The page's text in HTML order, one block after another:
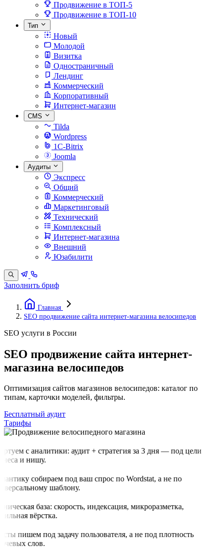
Продвижение в ТОП-5
Продвижение в ТОП-10
Тип
Новый
Молодой
Визитка
Одностраничный
Лендинг
Коммерческий
Корпоративный
Интернет-магазин
CMS
Tilda
Wordpress
1C-Bitrix
Joomla
Аудиты
Экспресс
Общий
Коммерческий
Маркетинговый
Технический
Комплексный
Интернет-магазина
Внешний
Юзабилити
Заполнить бриф
Главная
SEO продвижение сайта интернет-магазина велосипедов
SEO услуги в России
SEO продвижение сайта интернет-
магазина велосипедов
Оптимизация сайтов магазинов велосипедов: каталог по
типам, карточки моделей, фильтры.
Бесплатный аудит
Тарифы
с аналитики: аудит + стратегия за 3 дня — под цели
и нишу.
собираем под ваш спрос по Wordstat, а не по
шаблону.
база: скорость, индексация, микроразметка,
вёрстка.
пишем под задачу пользователя, а не под плотность
слов.